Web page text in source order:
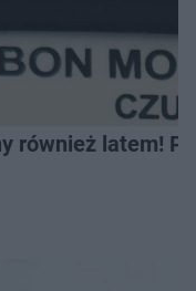
również latem!